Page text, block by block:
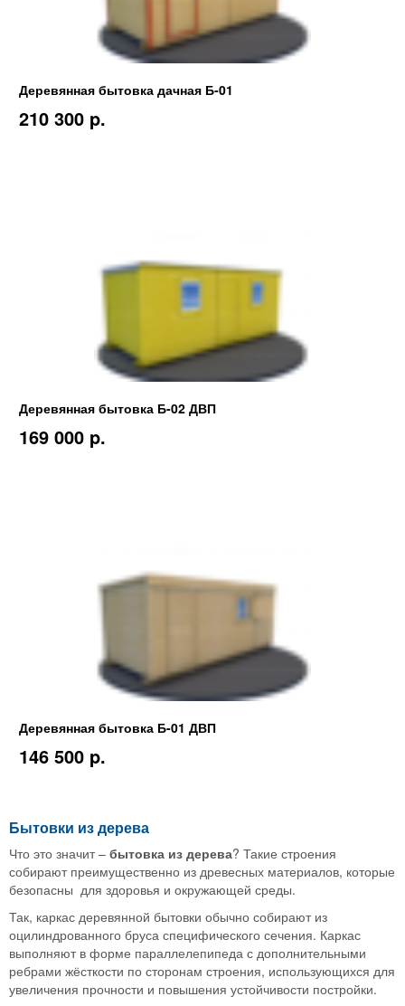
Деревянная бытовка дачная Б-01
210 300 p.
Деревянная бытовка Б-02 ДВП
169 000 p.
Деревянная бытовка Б-01 ДВП
146 500 p.
Бытовки из дерева
Что это значит – бытовка из дерева? Такие строения
собирают преимущественно из древесных материалов, которые
безопасны для здоровья и окружающей среды.
Так, каркас деревянной бытовки обычно собирают из
оцилиндрованного бруса специфического сечения. Каркас
выполняют в форме параллелепипеда с дополнительными
ребрами жёсткости по сторонам строения, использующихся для
увеличения прочности и повышения устойчивости постройки.